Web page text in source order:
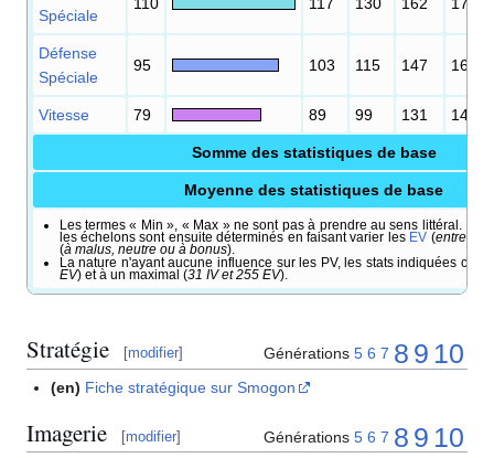
Spéciale
Défense
Spéciale
95 103 115 147 161
Vitesse 79 89 99 131 144
Somme des statistiques de base
Moyenne des statistiques de base
Les termes « Min », « Max » ne sont pas à prendre au sens littéral. Il
les échelons sont ensuite déterminés en faisant varier les EV (entre 0
(à malus, neutre ou à bonus).
La nature n'ayant aucune influence sur les PV, les stats indiquées
EV) et à un maximal (31 IV et 255 EV).
Stratégie [modifier] Générations 5 6 7 8 9 10
(en) Fiche stratégique sur Smogon
Imagerie [modifier] Générations 5 6 7 8 9 10